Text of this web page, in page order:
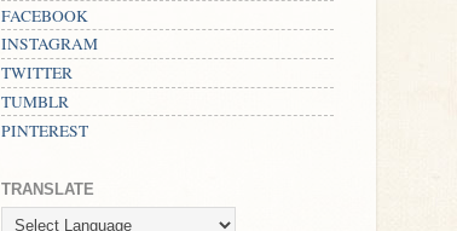
FACEBOOK
INSTAGRAM
TWITTER
TUMBLR
PINTEREST
TRANSLATE